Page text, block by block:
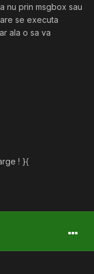
nu prin msgbox sau
se executa
ala o sa va
! }{